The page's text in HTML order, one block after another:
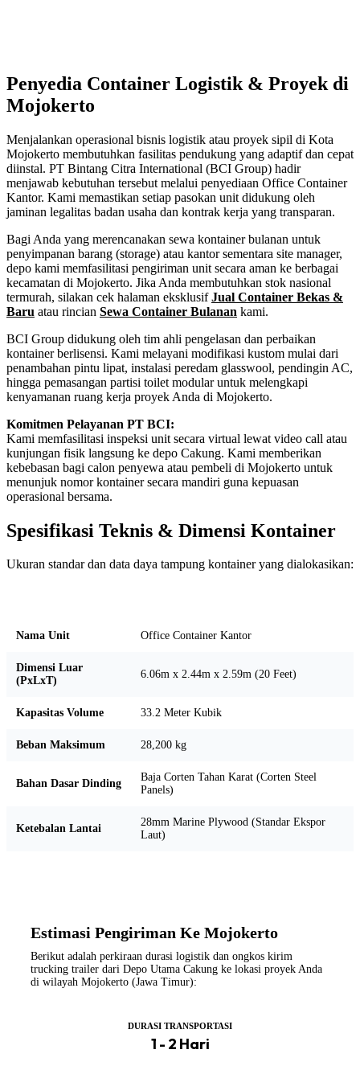
Penyedia Container Logistik & Proyek di
Mojokerto
Menjalankan operasional bisnis logistik atau proyek sipil di Kota
Mojokerto membutuhkan fasilitas pendukung yang adaptif dan cepat
diinstal. PT Bintang Citra International (BCI Group) hadir
menjawab kebutuhan tersebut melalui penyediaan Office Container
Kantor. Kami memastikan setiap pasokan unit didukung oleh
jaminan legalitas badan usaha dan kontrak kerja yang transparan.
Bagi Anda yang merencanakan sewa kontainer bulanan untuk
penyimpanan barang (storage) atau kantor sementara site manager,
depo kami memfasilitasi pengiriman unit secara aman ke berbagai
kecamatan di Mojokerto. Jika Anda membutuhkan stok nasional
termurah, silakan cek halaman eksklusifJual Container Bekas &
Baru atau rincian Sewa Container Bulanan kami.
BCI Group didukung oleh tim ahli pengelasan dan perbaikan
kontainer berlisensi. Kami melayani modifikasi kustom mulai dari
penambahan pintu lipat, instalasi peredam glasswool, pendingin AC,
hingga pemasangan partisi toilet modular untuk melengkapi
kenyamanan ruang kerja proyek Anda di Mojokerto.
Komitmen Pelayanan PT BCI:
Kami memfasilitasi inspeksi unit secara virtual lewat video call atau
kunjungan fisik langsung ke depo Cakung. Kami memberikan
kebebasan bagi calon penyewa atau pembeli di Mojokerto untuk
menunjuk nomor kontainer secara mandiri guna kepuasan
operasional bersama.
Spesifikasi Teknis & Dimensi Kontainer
Ukuran standar dan data daya tampung kontainer yang dialokasikan:
Nama Unit Office Container Kantor
Dimensi Luar
(PxLxT)
6.06m x 2.44m x 2.59m (20 Feet)
Kapasitas Volume 33.2 Meter Kubik
Beban Maksimum 28,200 kg
Bahan Dasar Dinding
Baja Corten Tahan Karat (Corten Steel
Panels)
Ketebalan Lantai
28mm Marine Plywood (Standar Ekspor
Laut)
Estimasi Pengiriman Ke Mojokerto
Berikut adalah perkiraan durasi logistik dan ongkos kirim
trucking trailer dari Depo Utama Cakung ke lokasi proyek Anda
di wilayah Mojokerto (Jawa Timur):
DURASI TRANSPORTASI
1 - 2 Hari